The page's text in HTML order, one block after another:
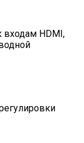
входам HDMI,